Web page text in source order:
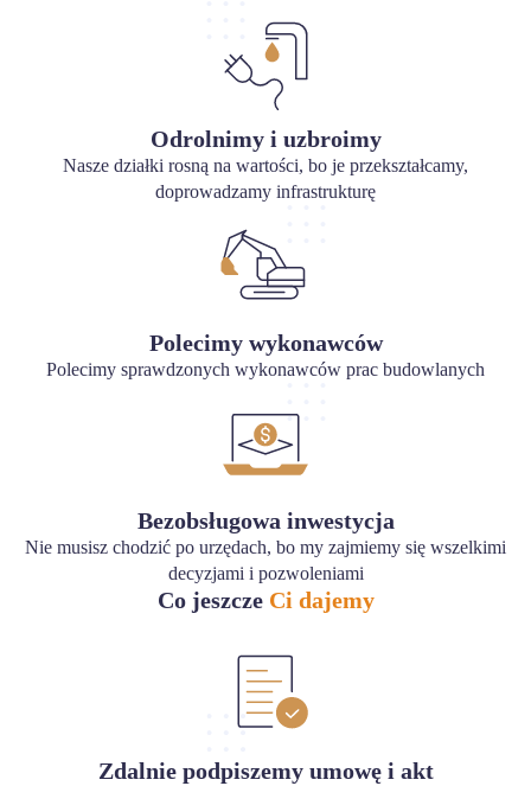
Odrolnimy i uzbroimy
Nasze działki rosną na wartości, bo je przekształcamy,
doprowadzamy infrastrukturę
Polecimy wykonawców
Polecimy sprawdzonych wykonawców prac budowlanych
Bezobsługowa inwestycja
Nie musisz chodzić po urzędach, bo my zajmiemy się wszelkimi
decyzjami i pozwoleniami
Co jeszcze Ci dajemy
Zdalnie podpiszemy umowę i akt